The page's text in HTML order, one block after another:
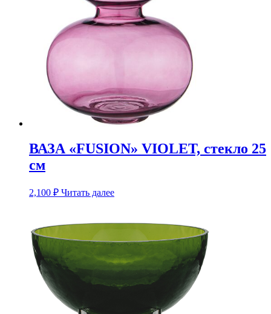
ВАЗА «FUSION» VIOLET, стекло 25
см
2,100 ₽ Читать далее